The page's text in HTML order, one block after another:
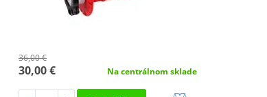
36,00 €
30,00 € Na centrálnom sklade